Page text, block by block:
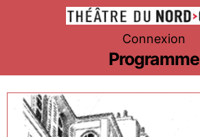
Théâtre
du
Nord-
Ouest
Connexion
Programme